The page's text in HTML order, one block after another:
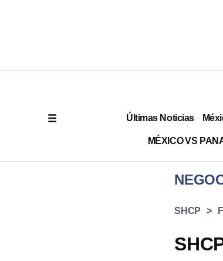
Últimas Noticias
MÉXICO VS
SHCP